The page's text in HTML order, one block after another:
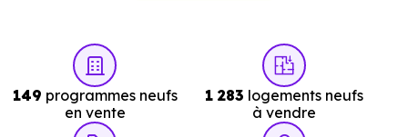
Poste :Agence Postale Lespinasse à 4.3 km, soit 6 min
en voiture ou à 3.4 km, soit 40 min à pied
Bibliothèque :
Mediatheque Municipale à 5.5 km, soit
149 programmes neufs
en vente
1 283 logements neufs
à vendre